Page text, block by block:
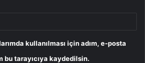
kullanılması için adım, e-posta
bu tarayıcıya kaydedilsin.